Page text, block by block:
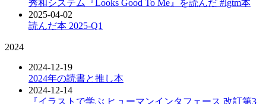
秀和システム『Looks Good To Me』を読んだ #lgtm本
2025-04-02
読んだ本 2025-Q1
2024
2024-12-19
2024年の読書と推し本
2024-12-14
『イラストで学ぶ ヒューマンインタフェース 改訂第3